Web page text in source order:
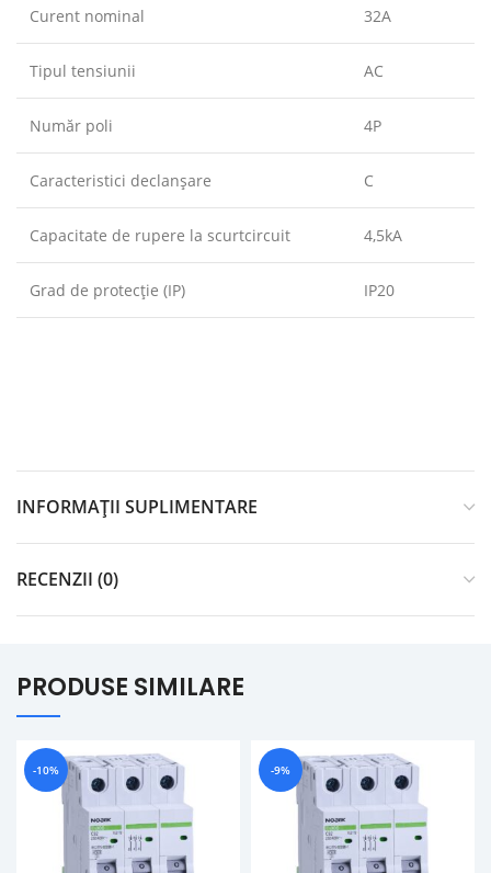
Curent nominal 32A
Tipul tensiunii AC
Număr poli 4P
Caracteristici declanşare C
Capacitate de rupere la scurtcircuit 4,5kA
Grad de protecție (IP) IP20
INFORMAȚII SUPLIMENTARE
RECENZII (0)
PRODUSE SIMILARE
-10% -9%